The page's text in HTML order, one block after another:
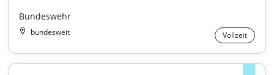
Bundeswehr
bundesweit Vollzeit